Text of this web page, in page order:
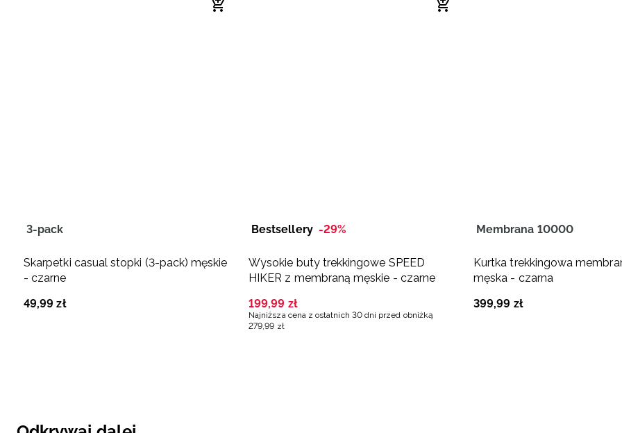
3-pack
Skarpetki casual stopki (3-pack) męskie
- czarne
49,99 zł
Bestsellery -29%
Wysokie buty trekkingowe SPEED
HIKER z membraną męskie - czarne
199,99 zł
Najniższa cena z ostatnich 30 dni przed obniżką
279 ,99 zł
Membrana 10000
Kurtka trekkingowa
męska - czarna
399,99 zł